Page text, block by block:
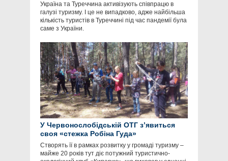
Україна та Туреччина активізують співпрацю в
галузі туризму. І це не випадково, адже найбільша
кількість туристів в Туреччині під час пандемії була
саме з України.
У Червонослобідській ОТГ з’явиться
своя «стежка Робіна Гуда»
Створять її в рамках розвитку у громаді туризму –
майже 20 років тут діє потужний туристично-